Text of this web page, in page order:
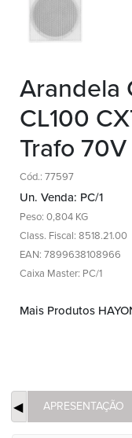
Arandela
CL100
Trafo 70V
Cód.: 77597
Un. Venda: PC/1
Peso: 0,804 KG
Class. Fiscal: 8518.21.00
EAN: 7899638108966
Caixa Master: PC/1
Mais Produtos
APRESENTAÇÃO